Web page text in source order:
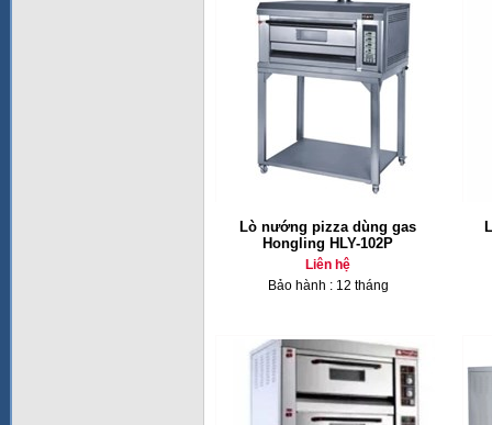
Lò nướng pizza dùng gas
Hongling HLY-102P
Liên hệ
Bảo hành : 12 tháng